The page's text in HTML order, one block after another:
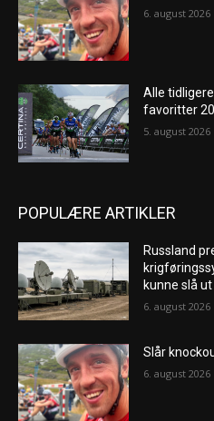
6. august 2026
Alle
favoritter
5. august 2026
POPULÆRE ARTIKLER
Russland
kunne slå
6. august 2026
Slår
6. august 2026